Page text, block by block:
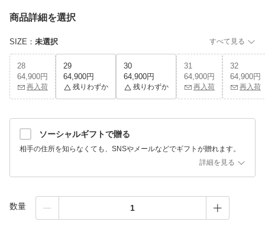
商品詳細を選択
SIZE ： 未選択 すべて見る
28
64,900円
再入荷
29
64,900円
残りわずか
30
64,900円
残りわずか
31
64,900円
再入荷
32
64,900円
再入荷
ソーシャルギフトで贈る
相手の住所を知らなくても、SNSやメールなどでギフトが贈れます。
詳細を見る
数量